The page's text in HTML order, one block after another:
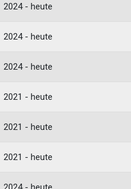
2024 - heute
2024 - heute
2024 - heute
2021 - heute
2021 - heute
2021 - heute